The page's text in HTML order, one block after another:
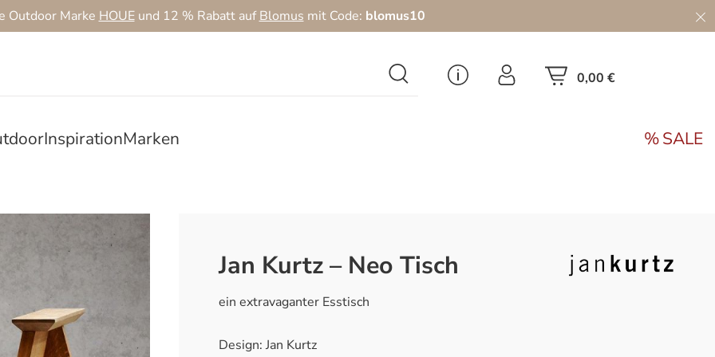
Outdoor Marke HOUEund 12 % Rabatt aufBlomus mit Code: blomus10
0,00 €
InspirationMarken SALE
Jan Kurtz – Neo Tisch
ein extravaganter Esstisch
Design: Jan Kurtz